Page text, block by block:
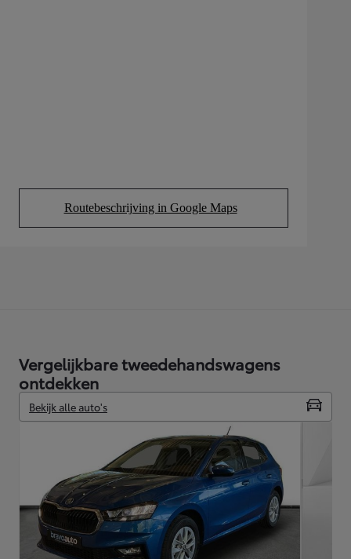
Routebeschrijving in Google Maps
(Opens in new tab)
Vergelijkbare tweedehandswagens
ontdekken
Bekijk alle auto's